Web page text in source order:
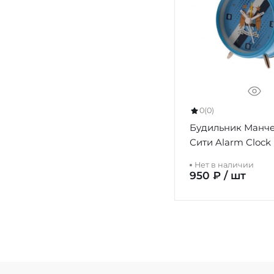
0(0)
Будильник
Сити Alarm Clock
Нет в наличии
950 ₽ / шт